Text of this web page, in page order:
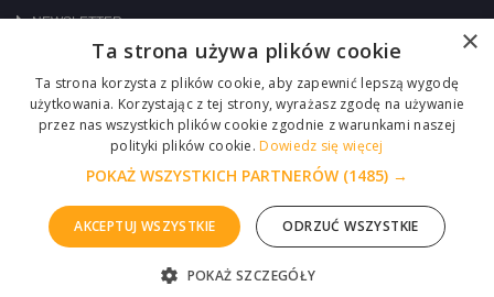
NEWSLETTER
ODWIEDŹ NAS NA:
Realizacja :
ZGŁOŚ PROBLEM
×
Ta strona używa plików cookie
Ta strona korzysta z plików cookie, aby zapewnić lepszą wygodę
użytkowania. Korzystając z tej strony, wyrażasz zgodę na używanie
przez nas wszystkich plików cookie zgodnie z warunkami naszej
polityki plików cookie. Dowiedz się więcej
POKAŻ WSZYSTKICH PARTNERÓW (1485) →
AKCEPTUJ WSZYSTKIE ODRZUĆ WSZYSTKIE
POKAŻ SZCZEGÓŁY